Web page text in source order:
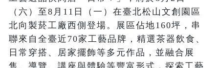
（六）至8月11日（一）在臺北松山文創園區
北向製菸工廠西側登場。展區佔地160坪，串
聯來自全臺近70家工藝品牌，精選茶器飲食、
日常穿搭、居家擺飾等多元作品，並融合展